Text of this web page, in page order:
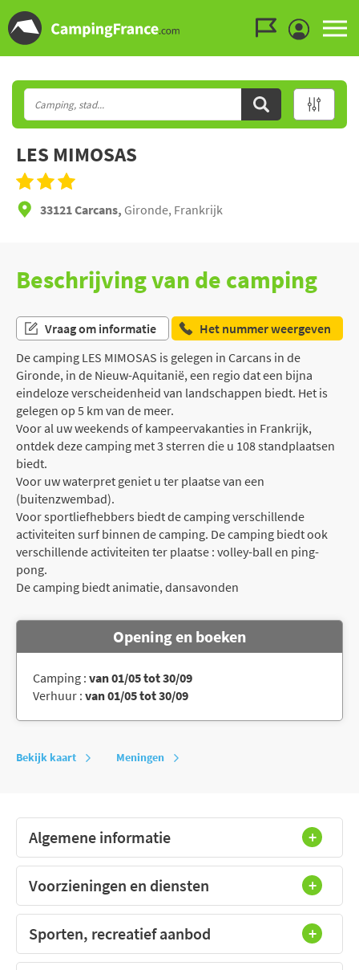
LES MIMOSAS
33121 Carcans, Gironde, Frankrijk
Beschrijving van de camping
Vraag om informatie
Het nummer weergeven
De camping LES MIMOSAS is gelegen in Carcans in de
Gironde, in de Nieuw-Aquitanië, een regio dat een bijna
eindeloze verscheidenheid van landschappen biedt. Het is
gelegen op 5 km van de meer.
Voor al uw weekends of kampeervakanties in Frankrijk,
ontdek deze camping met 3 sterren die u 108 standplaatsen
biedt.
Voor uw waterpret geniet u ter plaatse van een
(buitenzwembad).
Voor sportliefhebbers biedt de camping verschillende
activiteiten surf binnen de camping. De camping biedt ook
verschillende activiteiten ter plaatse : volley-ball en ping-
pong.
De camping biedt animatie, dansavonden
Opening en boeken
Camping : van 01/05 tot 30/09
Verhuur : van 01/05 tot 30/09
Bekijk kaart Meningen
Algemene informatie
Voorzieningen en diensten
Sporten, recreatief aanbod